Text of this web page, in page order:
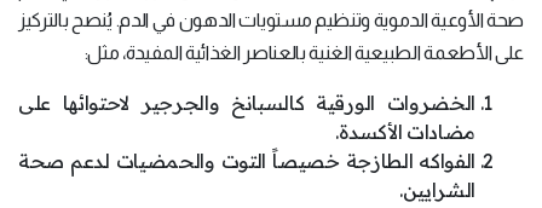
صحة الأوعية الدموية وتنظيم مستويات الدهون في الدم. يُنصح بالتركيز
على الأطعمة الطبيعية الغنية بالعناصر الغذائية المفيدة، مثل:
الخضروات الورقية كالسبانخ والجرجير لاحتوائها على
مضادات الأكسدة.
الفواكه الطازجة خصيصاً التوت والحمضيات لدعم صحة
الشرايين.